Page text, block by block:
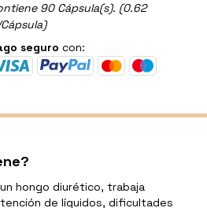
90 Cápsula(s). (0.62
seguro con:
hongo diurético, trabaja
de líquidos, dificultades